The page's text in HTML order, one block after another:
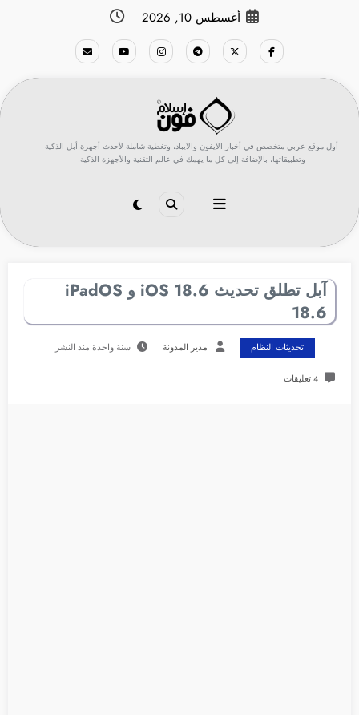
أغسطس 10, 2026
أول موقع عربي متخصص في أخبار الآيفون والآيباد، وتغطية شاملة لأحدث أجهزة أبل الذكية
وتطبيقاتها، بالإضافة إلى كل ما يهمك في عالم التقنية والأجهزة الذكية.
آبل تطلق تحديث 18.6 iOS و iPadOS
18.6
تحديثات النظام مدير المدونة سنة واحدة منذ النشر
4 تعليقات